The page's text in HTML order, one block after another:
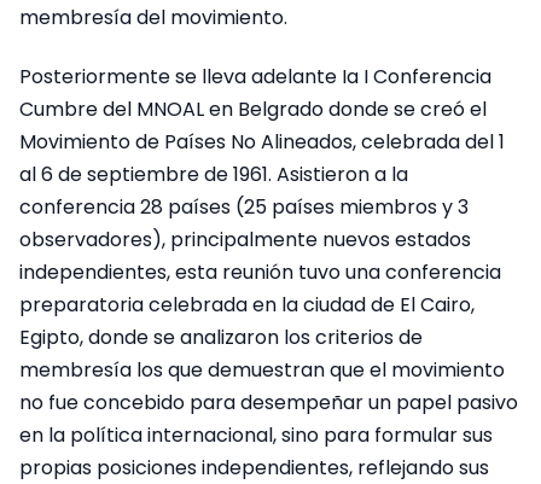
membresía del movimiento.
Posteriormente se lleva adelante Ia I Conferencia
Cumbre del MNOAL en Belgrado donde se creó el
Movimiento de Países No Alineados, celebrada del 1
al 6 de septiembre de 1961. Asistieron a la
conferencia 28 países (25 países miembros y 3
observadores), principalmente nuevos estados
independientes, esta reunión tuvo una conferencia
preparatoria celebrada en la ciudad de El Cairo,
Egipto, donde se analizaron los criterios de
membresía los que demuestran que el movimiento
no fue concebido para desempeñar un papel pasivo
en la política internacional, sino para formular sus
propias posiciones independientes, reflejando sus